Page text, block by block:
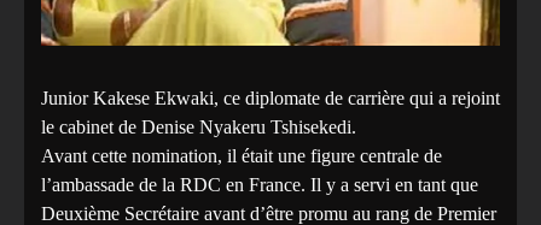
Junior Kakese Ekwaki, ce diplomate de carrière qui a rejoint
le cabinet de Denise Nyakeru Tshisekedi.
Avant cette nomination, il était une figure centrale de
l’ambassade de la RDC en France. Il y a servi en tant que
Deuxième Secrétaire avant d’être promu au rang de Premier